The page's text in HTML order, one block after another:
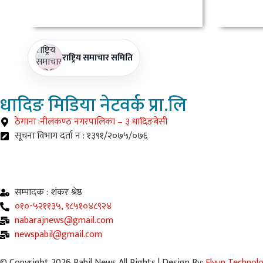
राष्ट्रिय समाचार समिति
धादिङमिडिया नेटवर्क प्रा.लि
ठेगाना :नीलकण्ठ नगरपालिका – ३ धादिङबेसी
सूचना विभाग दर्ता न : १३९१/२०७५/०७६
सम्पादक : शंकर श्रेष्ठ
०१०-५२११३५, ९८५१०४८९२४
nabarajnews@gmail.com
newspabil@gmail.com